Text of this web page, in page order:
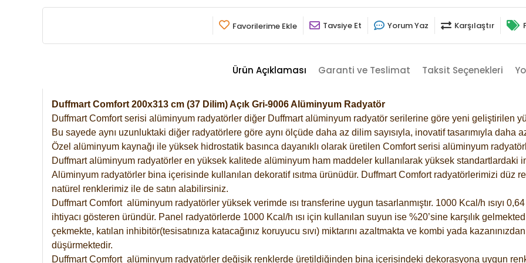
Favorilerime Ekle Tavsiye Et Yorum Yaz Karşılaştır
Ürün Açıklaması Garanti ve Teslimat Taksit Seçenekleri
Duffmart Comfort 200x313 cm (37 Dilim) Açık Gri-9006 Alüminyum Radyatör
Duffmart Comfort serisi alüminyum radyatörler diğer Duffmart alüminyum radyatör serilerine göre yeni geliştirilen
Bu sayede aynı uzunluktaki diğer radyatörlere göre aynı ölçüde daha az dilim sayısıyla, inovatif tasarımıyla daha
Özel alüminyum kaynağı ile yüksek hidrostatik basınca dayanıklı olarak üretilen Comfort serisi alüminyum
Duffmart alüminyum radyatörler en yüksek kalitede alüminyum ham maddeler kullanılarak yüksek standartlardaki
Alüminyum radyatörler bina içerisinde kullanılan dekoratif ısıtma ürünüdür. Duffmart Comfort radyatörlerimizi düz
natürel renklerimiz ile de satın alabilirsiniz.
Duffmart Comfort alüminyum radyatörler yüksek verimde ısı transferine uygun tasarlanmıştır. 1000 Kcal/h ısıyı
ihtiyacı gösteren üründür. Panel radyatörlerde 1000 Kcal/h ısı için kullanılan suyun ise %20’sine karşılık
çekmekte, katılan inhibitör(tesisatınıza katacağınız koruyucu sıvı) miktarını azaltmakta ve kombi yada
düşürmektedir.
Duffmart Comfort alüminyum radyatörler değişik renklerde üretildiğinden bina içerisindeki dekorasyona uygun